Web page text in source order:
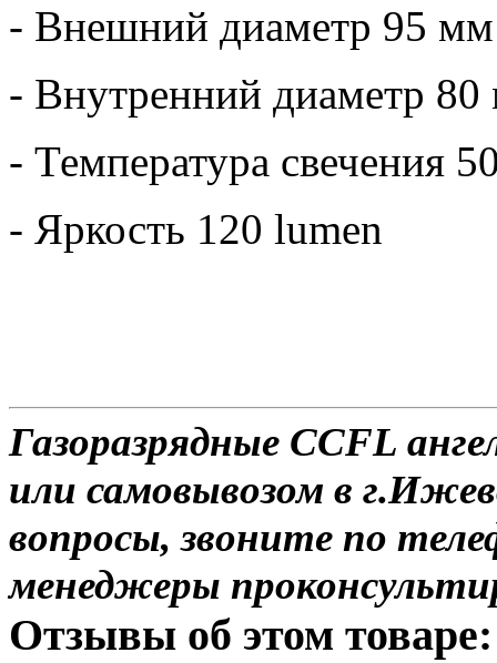
- Внешний диаметр 95 мм
- Внутренний диаметр
- Температура свечения
- Яркость 120 lumen
Газоразрядные CCFL
или самовывозом в
вопросы, звоните по
менеджеры
Отзывы об этом товаре: